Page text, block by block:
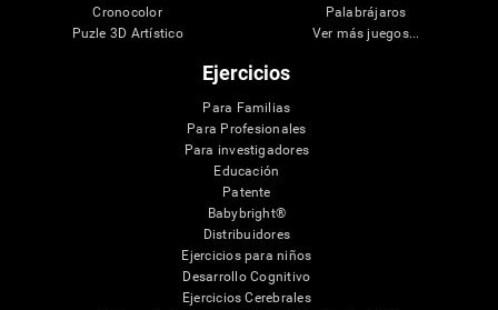
Cronocolor
Puzle 3D Artístico
Palabrájaros
Ver más juegos...
Ejercicios
Para Familias
Para Profesionales
Para investigadores
Educación
Patente
Babybright®
Distribuidores
Ejercicios para niños
Desarrollo Cognitivo
Ejercicios Cerebrales